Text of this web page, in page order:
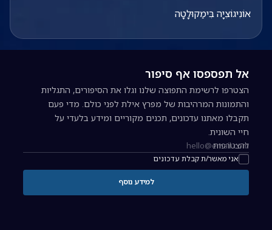
אוֹנִיגוֹצִיָה בִּימַקוּלָטָה
אל תפספסו אף סיפור
הצטרפו לרשימת התפוצה שלנו וגלו את הסיפורים, התגליות
והתמונות המרהיבות של מפרץ אילת לפני כולם. מדי פעם
תקבלו מאתנו עדכונים, תכנים מקוריים ומידע בלעדי על
חיי השונית.
כתובת אימייל להרשמה לניוזלטר
אני מאשר/ת קבלת עדכונים
להצטרפות
למידע נוסף